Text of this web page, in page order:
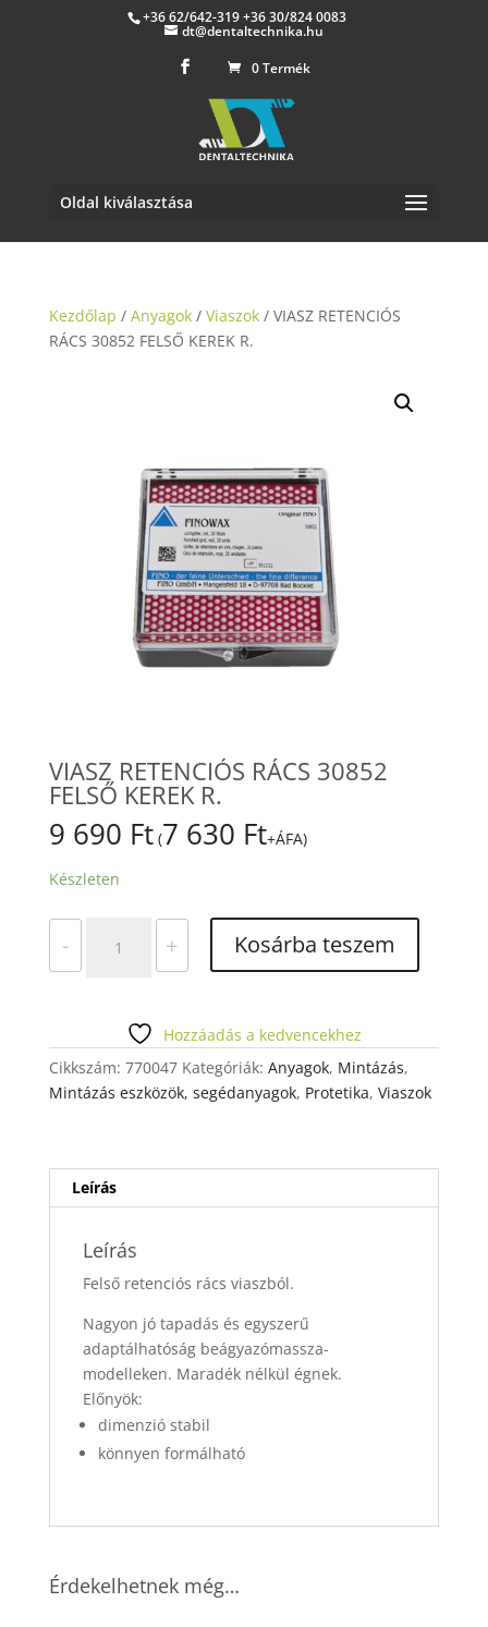
+36 62/642-319 +36 30/824 0083
dt@dentaltechnika.hu
0 Termék
Oldal kiválasztása
Kezdőlap / Anyagok/ Viaszok/ VIASZ RETENCIÓS
RÁCS 30852 FELSŐ KEREK R.
VIASZ RETENCIÓS RÁCS 30852
FELSŐ KEREK R.
9 690 Ft (7 630 Ft+ÁFA)
Készleten
-
RETENCIÓS
FELSŐ
KEREK
R.
mennyiség
+ Kosárba teszem
Hozzáadás a kedvencekhez
Cikkszám: 770047 Kategóriák: Anyagok, Mintázás,
Mintázás eszközök, segédanyagok, Protetika, Viaszok
Leírás
Leírás
Felső retenciós rács viaszból.
Nagyon jó tapadás és egyszerű
adaptálhatóság beágyazómassza-
modelleken. Maradék nélkül égnek.
Előnyök:
dimenzió stabil
könnyen formálható
Érdekelhetnek még…